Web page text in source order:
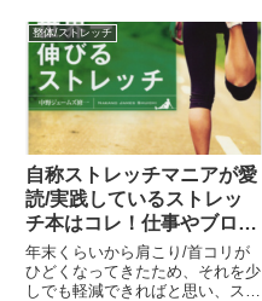
いため、1回に500円以上利用す
る機会**はほとんどありません。
*2018年8月26日現在、定員に達
したため新規申し込み...
整体/ストレッチ
自称ストレッチマニアが愛
読/実践しているストレッ
チ本はコレ！仕事やブログ
で長時間スマホ/PCに向か
う方、お薦めです！
年末くらいから肩こり/首コリが
ひどくなってきたため、それを少
しでも軽減できればと思い、スト